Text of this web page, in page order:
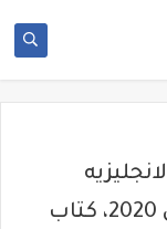
للصف الثاني الثانوي الترم الثاني 2020، كتاب